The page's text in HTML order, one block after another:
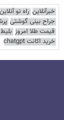
خبرآنلاین راه نو آنلاین
جراح بینی گوشتی
قیمت طلا امروز
خرید اکانت chatgpt